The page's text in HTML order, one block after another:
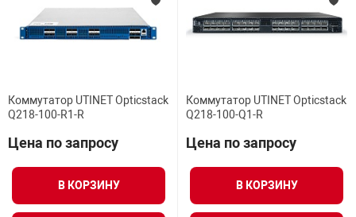
периметра
и экипировка
Коммутатор UTINET Opticstack
Q218-100-R1-R
Цена по запросу
В КОРЗИНУ
Коммутатор UTINET Opticstack
Q218-100-Q1-R
Цена по запросу
В КОРЗИНУ